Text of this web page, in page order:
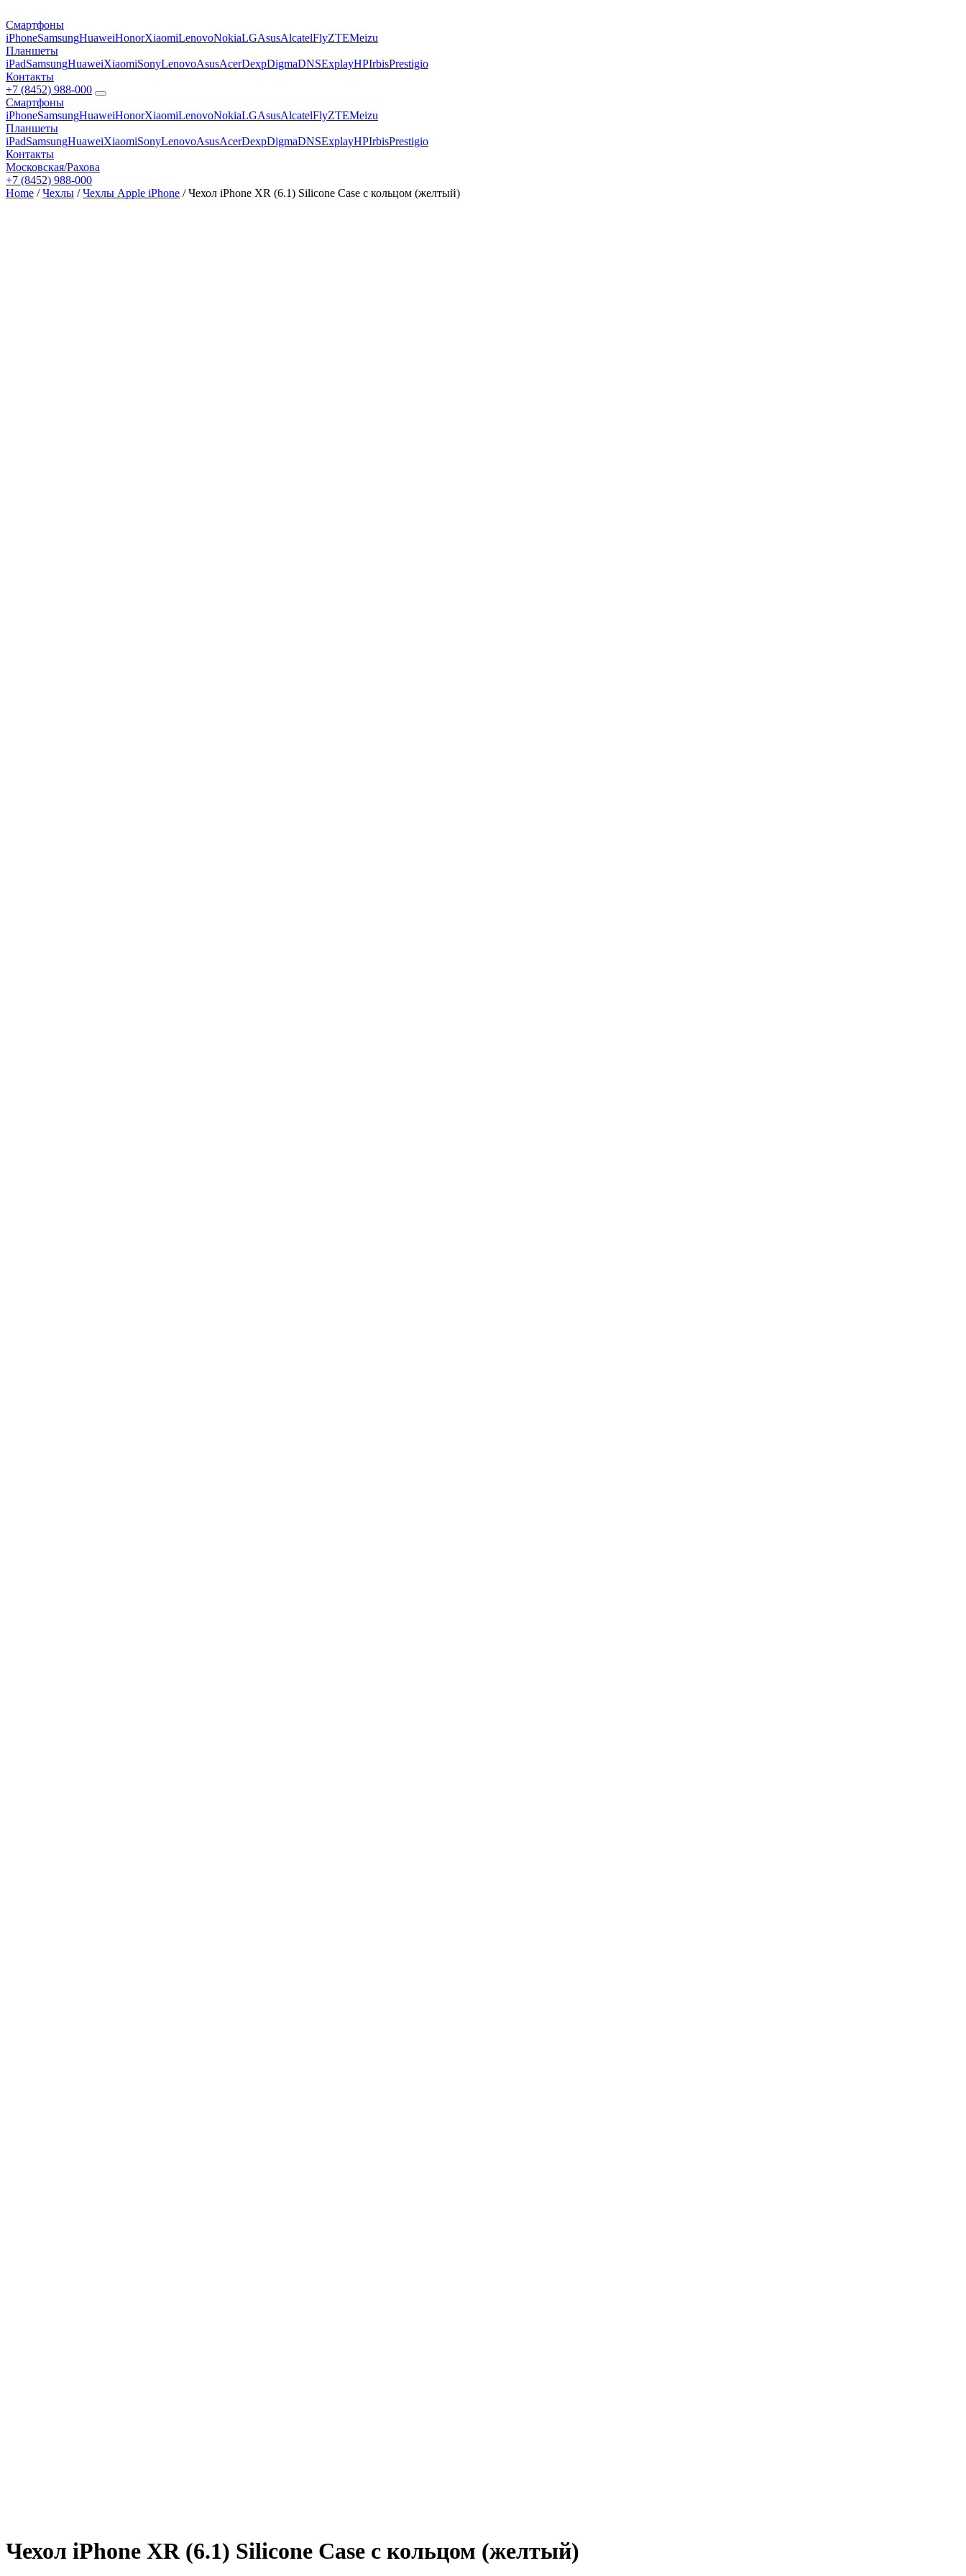
Смартфоны
iPhoneSamsungHuaweiHonorXiaomiLenovoNokiaLGAsusAlcatelFlyZTEMeizu
Планшеты
iPadSamsungHuaweiXiaomiSonyLenovoAsusAcerDexpDigmaDNSExplayHPIrbisPrestigio
Контакты
+7 (8452) 988-000
Смартфоны
iPhoneSamsungHuaweiHonorXiaomiLenovoNokiaLGAsusAlcatelFlyZTEMeizu
Планшеты
iPadSamsungHuaweiXiaomiSonyLenovoAsusAcerDexpDigmaDNSExplayHPIrbisPrestigio
Контакты
Московская/Рахова
+7 (8452) 988-000
Home /Чехлы /Чехлы Apple iPhone / Чехол iPhone XR (6.1) Silicone Case с кольцом (желтый)
Чехол iPhone XR (6.1) Silicone Case с кольцом (желтый)